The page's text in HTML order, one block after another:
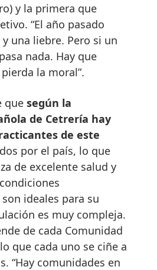
y la primera que
“El año pasado
una liebre. Pero si un
nada. Hay que
la moral”.
que según la
de Cetrería hay
de este
por el país, lo que
de excelente salud y
ideales para su
es muy compleja.
de cada Comunidad
que cada uno se ciñe a
“Hay comunidades en